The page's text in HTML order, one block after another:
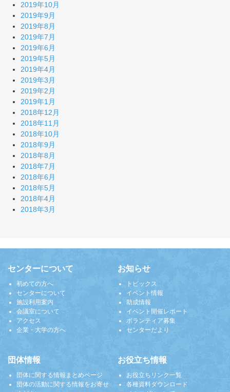
2019年10月
2019年9月
2019年8月
2019年7月
2019年6月
2019年5月
2019年4月
2019年3月
2019年2月
2019年1月
2018年12月
2018年11月
2018年10月
2018年9月
2018年8月
2018年7月
2018年6月
2018年5月
2018年4月
2018年3月
センターについて
初めての方へ
センターについて
施設利用案内
会議室について
アクセス
企業・大学の方へ
お知らせ
トピックス
イベント情報
助成情報
イベント開催レポート
ボランティア募集
センターだより
団体情報
団体に関する情報まとめページ
団体の活動に関する情報をお寄せ
お役立ち情報
お役立ちリンク一覧
各種資料ダウンロード